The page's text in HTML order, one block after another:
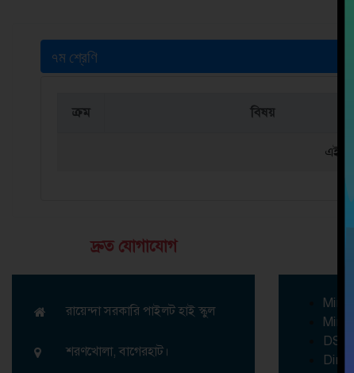
৭ম শ্রেণি
ক্রম বিষয়
এই
দ্রুত যোগাযোগ
রায়েন্দা সরকারি পাইলট হাই স্কুল
শরণখোলা, বাগেরহাট।
DSHE